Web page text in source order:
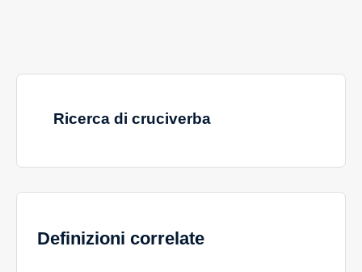
Ricerca di cruciverba
Definizioni correlate